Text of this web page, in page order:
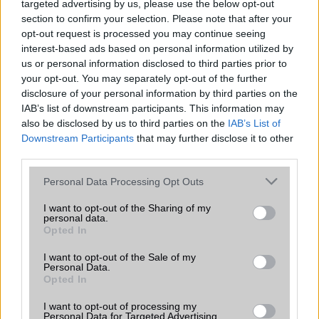
targeted advertising by us, please use the below opt-out
section to confirm your selection. Please note that after your
opt-out request is processed you may continue seeing
interest-based ads based on personal information utilized by
us or personal information disclosed to third parties prior to
your opt-out. You may separately opt-out of the further
disclosure of your personal information by third parties on the
IAB’s list of downstream participants. This information may
also be disclosed by us to third parties on the IAB’s List of
Downstream Participants that may further disclose it to other
Please note that this website/app uses one or more Google
not limited to your visit or usage behaviour. You may click to
grant or deny consent to Google and its third-party tags to
use your data for below specified purposes in below Google
consent section.
Personal Data Processing Opt Outs
I want to opt-out of the Sharing of my
personal data.
Opted In
I want to opt-out of the Sale of my
Personal Data.
Opted In
I want to opt-out of processing my
Personal Data for Targeted Advertising.
Ha 5G telefonja szerepel ezen a listán,
akkor mielőbb telepítenie kell az összes
frissítést!
2023.12.11| Phone Arena
Szingapúri egyetemi kutatók fedezték fel, hogy
sebezhetőséget találtak a Qualcomm és a MediaTek által
gyártott 5G modemekben, így 714 5G telefon nyitva
maradt az úgynevezett "5Ghoul támadás" előtt.
Európában is kapható az Oppo Find X3
sorozat
Nem sokkal a kínai bemutatást és piacra kerülést
követően Európában is megvásárolható az Oppo Find X3
sorozat.